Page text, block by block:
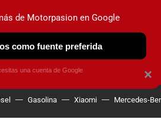
OBSERVATORIO
Gasolina Xiaomi Mercedes-
×
de Motorpasion en Google
como fuente preferida
una cuenta de Google